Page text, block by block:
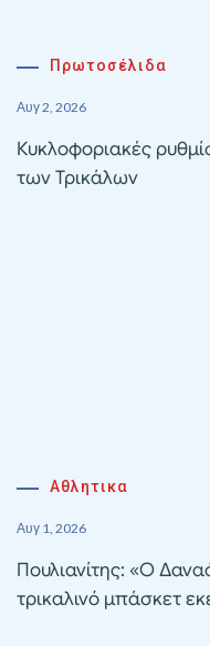
Πρωτοσέλιδα
Αυγ 2, 2026
Κυκλοφοριακές
των Τρικάλων
Αθλητικα
Αυγ 1, 2026
Πουλιανίτης: «Ο
τρικαλινό μπάσκετ